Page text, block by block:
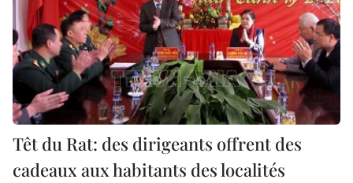
Têt du Rat: des dirigeants offrent des
cadeaux aux habitants des localités